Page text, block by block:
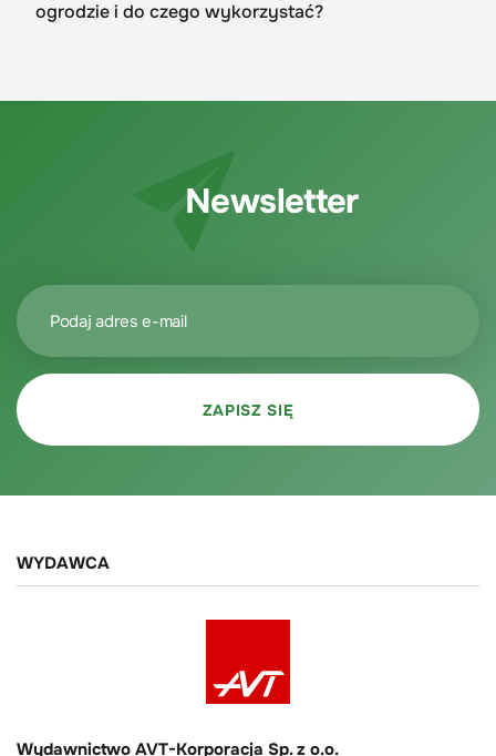
ogrodzie i do czego wykorzystać?
Newsletter
WYDAWCA
Wydawnictwo AVT-Korporacja Sp. z o.o.